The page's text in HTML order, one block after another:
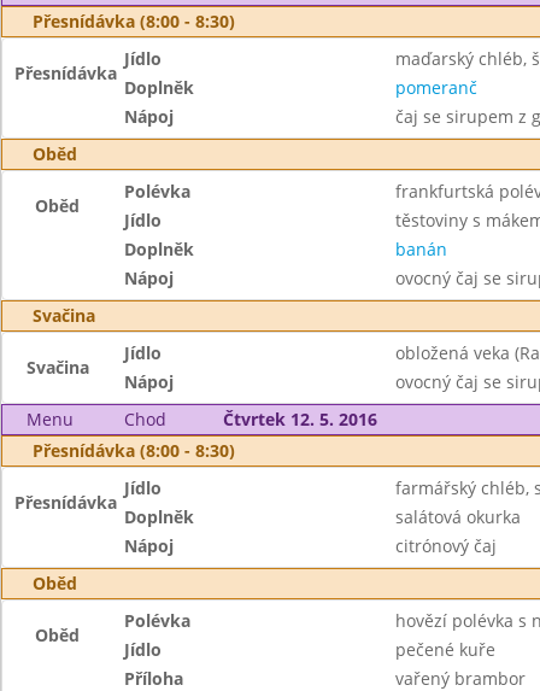
Přesnídávka (8:00 - 8:30)
Přesnídávka
Jídlo
maďarský chléb,
Doplněk
pomeranč
Nápoj
čaj se sirupem z
Oběd
Oběd
Polévka
frankfurtská
Jídlo
těstoviny s
Doplněk
banán
Nápoj
ovocný čaj se
Svačina
Svačina
Jídlo
obložená veka
Nápoj
ovocný čaj se
Menu
Chod
Čtvrtek 12. 5. 2016
Přesnídávka (8:00 - 8:30)
Přesnídávka
Jídlo
farmářský chléb,
Doplněk
salátová okurka
Nápoj
citrónový čaj
Oběd
Oběd
Polévka
hovězí polévka s
Jídlo
pečené kuře
Příloha
vařený brambor